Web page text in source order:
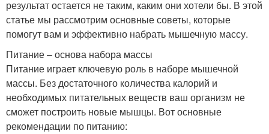
результат остается не таким, каким они хотели бы. В этой
статье мы рассмотрим основные советы, которые
помогут вам и эффективно набрать мышечную массу.
Питание – основа набора массы
Питание играет ключевую роль в наборе мышечной
массы. Без достаточного количества калорий и
необходимых питательных веществ ваш организм не
сможет построить новые мышцы. Вот основные
рекомендации по питанию: